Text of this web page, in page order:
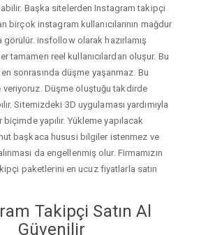
Başka sitelerden Instagram takipçi
birçok instagram kullanıcılarının mağdur
insfollow olarak hazırlamış
tamamen reel kullanıcılardan oluşur. Bu
sonrasında düşme yaşanmaz. Bu
veriyoruz. Düşme oluştuğu takdirde
Sitemizdeki 3D uygulaması yardımıyla
yapılır. Yükleme yapılacak
başkaca hususi bilgiler istenmez ve
da engellenmiş olur. Firmamızın
paketlerini en ucuz fiyatlarla satın
Takipçi Satın Al
Güvenilir